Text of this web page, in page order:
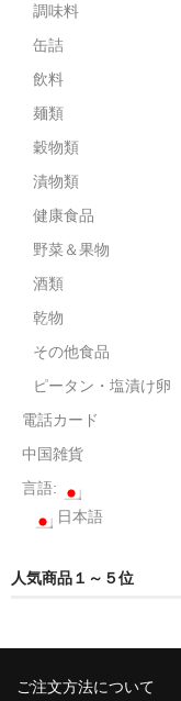
調味料
缶詰
飲料
麺類
穀物類
漬物類
健康食品
野菜＆果物
酒類
乾物
その他食品
ピータン・塩漬け卵
電話カード
中国雑貨
言語:
日本語
人気商品１～５位
ご注文方法について